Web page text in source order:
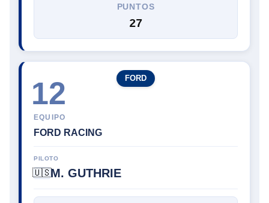
PUNTOS
27
12
EQUIPO
FORD RACING
FORD
PILOTO
🇺🇸M. GUTHRIE